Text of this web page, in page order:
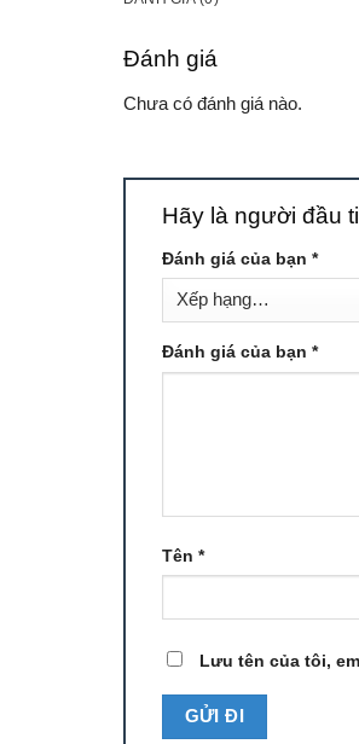
Đánh giá
Chưa có đánh giá nào.
Hãy là người đầu
Đánh giá của bạn *
Đánh giá của bạn *
Tên *
Lưu tên của tôi,